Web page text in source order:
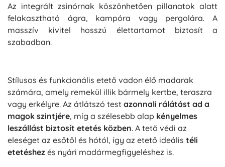
Az integrált zsinórnak köszönhetően pillanatok alatt
felakasztható ágra, kampóra vagy pergolára. A
masszív kivitel hosszú élettartamot biztosít a
szabadban.
Stílusos és funkcionális etető vadon élő madarak
számára, amely remekül illik bármely kertbe, teraszra
vagy erkélyre. Az átlátszó test azonnali rálátást ad a
magok szintjére, míg a szélesebb alap kényelmes
leszállást biztosít etetés közben. A tető védi az
eleséget az esőtől és hótól, így az etető ideális téli
etetéshez és nyári madármegfigyeléshez is.